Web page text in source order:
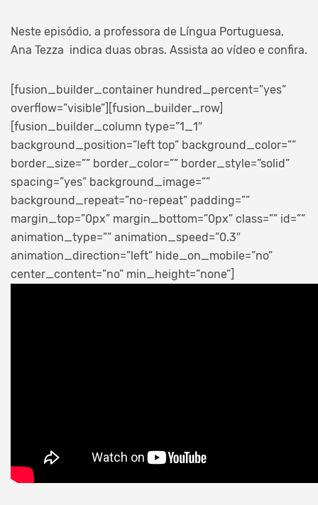
Neste episódio, a professora de Língua Portuguesa,
Ana Tezza indica duas obras. Assista ao vídeo e confira.
[fusion_builder_container hundred_percent=”yes”
overflow=”visible”][fusion_builder_row]
[fusion_builder_column type=”1_1″
background_position=”left top” background_color=””
border_size=”” border_color=”” border_style=”solid”
spacing=”yes” background_image=””
background_repeat=”no-repeat” padding=””
margin_top=”0px” margin_bottom=”0px” class=”” id=””
animation_type=”” animation_speed=”0.3″
animation_direction=”left” hide_on_mobile=”no”
center_content=”no” min_height=”none”]